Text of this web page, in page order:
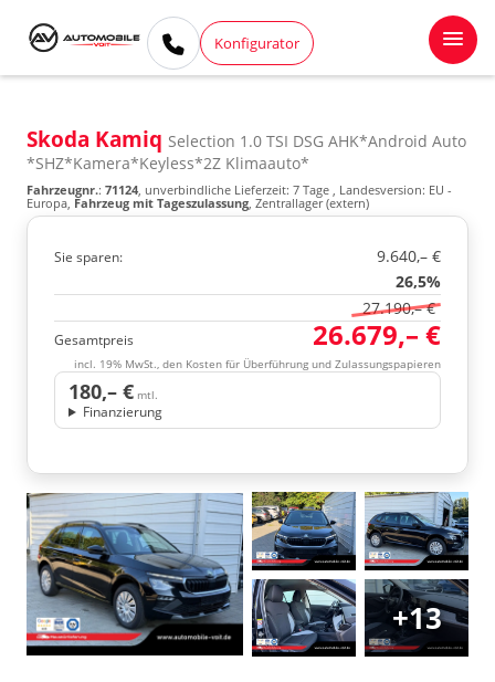
Konfigurator
Skoda Kamiq Selection 1.0 TSI DSG AHK*Android Auto
*SHZ*Kamera*Keyless*2Z Klimaauto*
Fahrzeugnr.: 71124, unverbindliche Lieferzeit: 7 Tage , Landesversion: EU -
Europa, Fahrzeug mit Tageszulassung, Zentrallager (extern)
Sie sparen:
9.640,– €
26,5%
27.190,– €
Gesamtpreis 26.679,– €
incl. 19% MwSt., den Kosten für Überführung und Zulassungspapieren
180,– € mtl.
Finanzierung
+13